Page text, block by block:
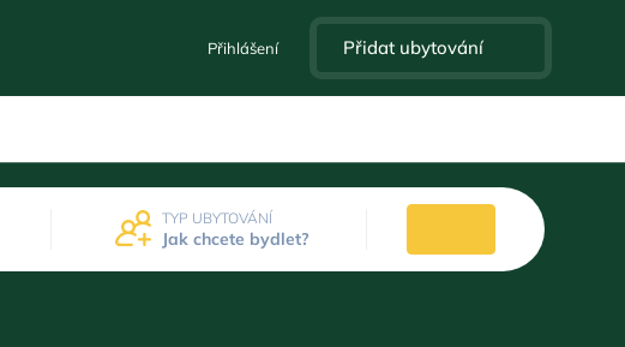
Přihlášení Přidat ubytování
TYP UBYTOVÁNÍ
Jak chcete bydlet?